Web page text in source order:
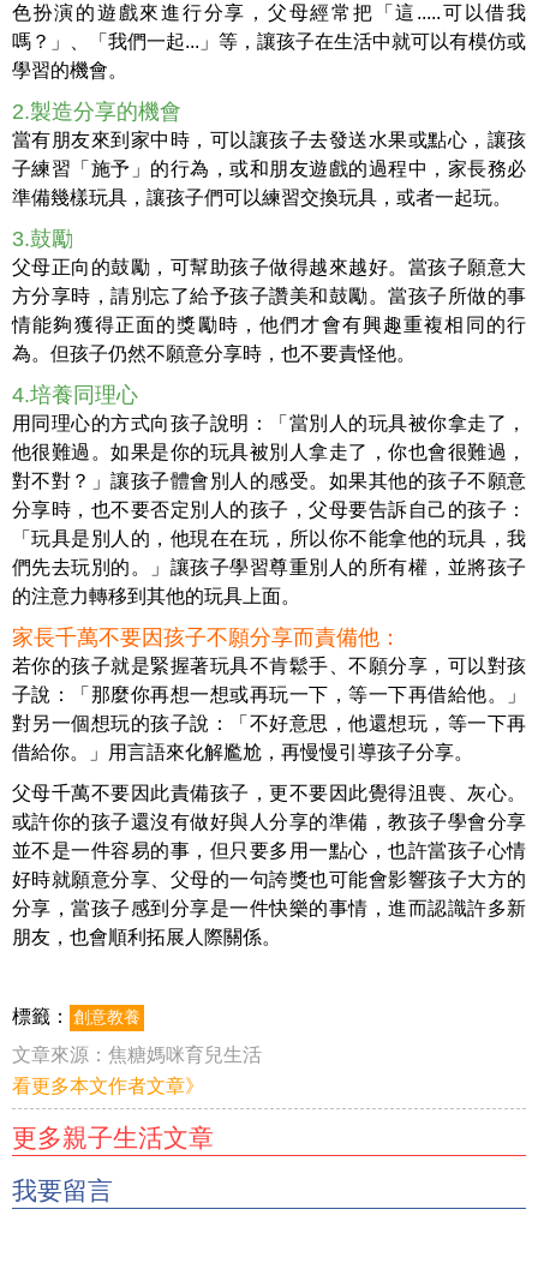
色扮演的遊戲來進行分享，父母經常把「這.....可以借我
嗎？」、「我們一起...」等，讓孩子在生活中就可以有模仿或
學習的機會。
2.製造分享的機會
當有朋友來到家中時，可以讓孩子去發送水果或點心，讓孩
子練習「施予」的行為，或和朋友遊戲的過程中，家長務必
準備幾樣玩具，讓孩子們可以練習交換玩具，或者一起玩。
3.鼓勵
父母正向的鼓勵，可幫助孩子做得越來越好。當孩子願意大
方分享時，請別忘了給予孩子讚美和鼓勵。當孩子所做的事
情能夠獲得正面的獎勵時，他們才會有興趣重複相同的行
為。但孩子仍然不願意分享時，也不要責怪他。
4.培養同理心
用同理心的方式向孩子說明：「當別人的玩具被你拿走了，
他很難過。如果是你的玩具被別人拿走了，你也會很難過，
對不對？」讓孩子體會別人的感受。如果其他的孩子不願意
分享時，也不要否定別人的孩子，父母要告訴自己的孩子：
「玩具是別人的，他現在在玩，所以你不能拿他的玩具，我
們先去玩別的。」讓孩子學習尊重別人的所有權，並將孩子
的注意力轉移到其他的玩具上面。
家長千萬不要因孩子不願分享而責備他：
若你的孩子就是緊握著玩具不肯鬆手、不願分享，可以對孩
子說：「那麼你再想一想或再玩一下，等一下再借給他。」
對另一個想玩的孩子說：「不好意思，他還想玩，等一下再
借給你。」用言語來化解尷尬，再慢慢引導孩子分享。
父母千萬不要因此責備孩子，更不要因此覺得沮喪、灰心。
或許你的孩子還沒有做好與人分享的準備，教孩子學會分享
並不是一件容易的事，但只要多用一點心，也許當孩子心情
好時就願意分享、父母的一句誇獎也可能會影響孩子大方的
分享，當孩子感到分享是一件快樂的事情，進而認識許多新
朋友，也會順利拓展人際關係。
標籤： 創意教養
文章來源： 焦糖媽咪育兒生活
看更多本文作者文章》
更多親子生活文章
我要留言